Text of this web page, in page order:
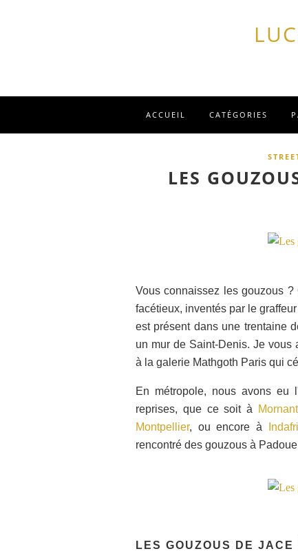
ACCUEIL CATÉGORIES
LES
Vous connaissez les gouzous
facétieux, inventés par le
est présent dans une trentaine
un mur de Saint-Denis. Je
à la galerie Mathgoth Paris qui
En métropole, nous avons eu
reprises, que ce soit à
Mornant
Montpellier, ou encore à
rencontré des gouzous à
LES GOUZOUS DE JACE